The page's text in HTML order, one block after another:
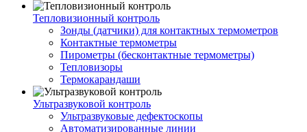
Тепловизионный контроль
Зонды (датчики) для контактных термометров
Контактные термометры
Пирометры (бесконтактные термометры)
Тепловизоры
Термокарандаши
Ультразвуковой контроль
Ультразвуковые дефектоскопы
Автоматизированные линии